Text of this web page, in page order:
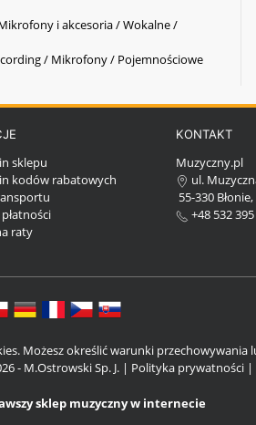
i akcesoria / Wokalne /
/ Mikrofony / Pojemnościowe
sklepu
kodów rabatowych
raty
KONTAKT
Muzyczny.pl
ul.
55-330
+48 532
Możesz określić warunki
- M.Ostrowski Sp. J. | Polityka prywatności |
sklep muzyczny w internecie